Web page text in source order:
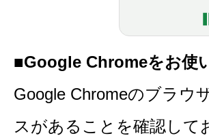
■Google Chromeをお使
Google Chromeのブラウ
スがあることを確認して